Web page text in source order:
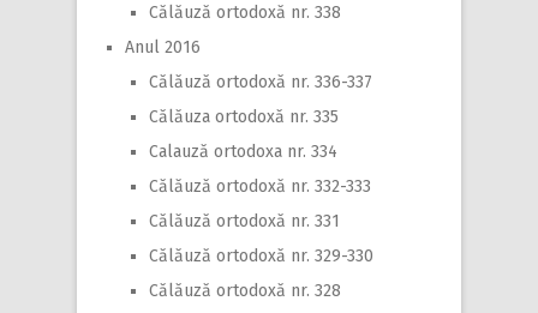
Călăuză ortodoxă nr. 338
Anul 2016
Călăuză ortodoxă nr. 336-337
Călăuza ortodoxă nr. 335
Calauză ortodoxa nr. 334
Călăuză ortodoxă nr. 332-333
Călăuză ortodoxă nr. 331
Călăuză ortodoxă nr. 329-330
Călăuză ortodoxă nr. 328